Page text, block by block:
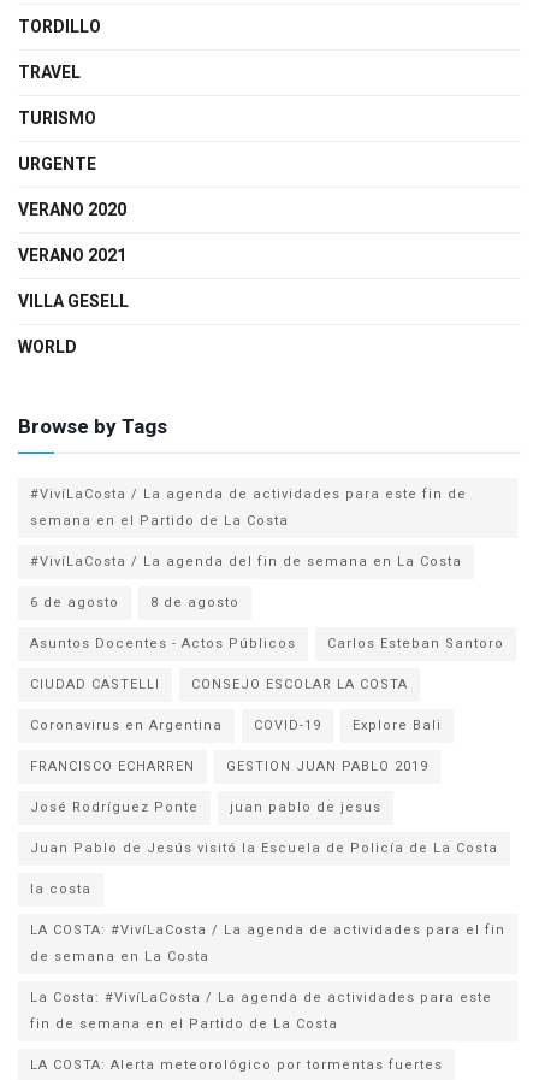
TORDILLO
TRAVEL
TURISMO
URGENTE
VERANO 2020
VERANO 2021
VILLA GESELL
WORLD
Browse by Tags
#VivíLaCosta / La agenda de actividades para este fin de
semana en el Partido de La Costa
#VivíLaCosta / La agenda del fin de semana en La Costa
6 de agosto
8 de agosto
Asuntos Docentes - Actos Públicos
Carlos Esteban Santoro
CIUDAD CASTELLI
CONSEJO ESCOLAR LA COSTA
Coronavirus en Argentina
COVID-19
Explore Bali
FRANCISCO ECHARREN
GESTION JUAN PABLO 2019
José Rodríguez Ponte
juan pablo de jesus
la costa
LA COSTA: #VivíLaCosta / La agenda de actividades para el fin
de semana en La Costa
La Costa: #VivíLaCosta / La agenda de actividades para este
fin de semana en el Partido de La Costa
LA COSTA: Alerta meteorológico por tormentas fuertes